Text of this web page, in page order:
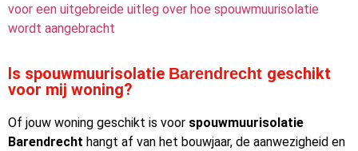
voor een uitgebreide uitleg over hoe spouwmuurisolatie
wordt aangebracht
Is spouwmuurisolatie Barendrecht geschikt
voor mij woning?
Of jouw woning geschikt is voor spouwmuurisolatie
Barendrecht hangt af van het bouwjaar, de aanwezigheid en